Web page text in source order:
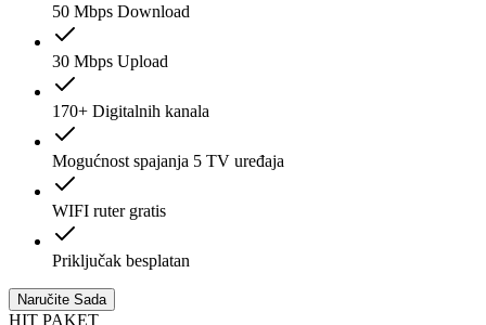
50 Mbps Download
30 Mbps Upload
170+ Digitalnih kanala
Mogućnost spajanja 5 TV uređaja
WIFI ruter gratis
Priključak besplatan
Naručite Sada
HIT PAKET